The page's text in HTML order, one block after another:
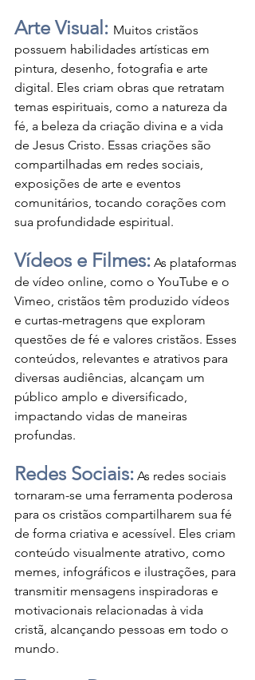
Arte Visual: Muitos cristãos
possuem habilidades artísticas em
pintura, desenho, fotografia e arte
digital. Eles criam obras que retratam
temas espirituais, como a natureza da
fé, a beleza da criação divina e a vida
de Jesus Cristo. Essas criações são
compartilhadas em redes sociais,
exposições de arte e eventos
comunitários, tocando corações com
sua profundidade espiritual.
Vídeos e Filmes: As plataformas
de vídeo online, como o YouTube e o
Vimeo, cristãos têm produzido vídeos
e curtas-metragens que exploram
questões de fé e valores cristãos. Esses
conteúdos, relevantes e atrativos para
diversas audiências, alcançam um
público amplo e diversificado,
impactando vidas de maneiras
profundas.
Redes Sociais: As redes sociais
tornaram-se uma ferramenta poderosa
para os cristãos compartilharem sua fé
de forma criativa e acessível. Eles criam
conteúdo visualmente atrativo, como
memes, infográficos e ilustrações, para
transmitir mensagens inspiradoras e
motivacionais relacionadas à vida
cristã, alcançando pessoas em todo o
mundo.